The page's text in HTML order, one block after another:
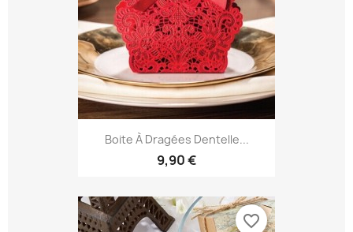
Boite À Dragées Dentelle...
9,90 €
favorite_border